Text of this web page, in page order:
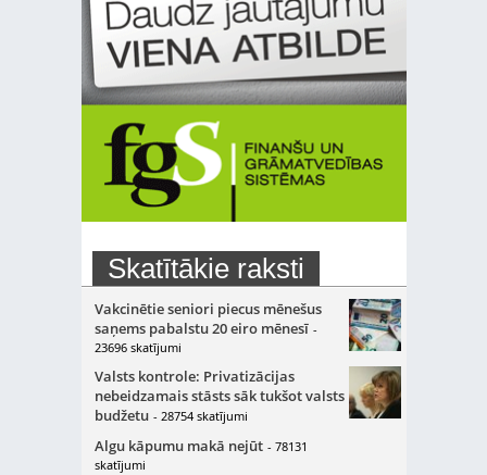
Skatītākie raksti
Vakcinētie seniori piecus mēnešus
saņems pabalstu 20 eiro mēnesī -
23696 skatījumi
Valsts kontrole: Privatizācijas
nebeidzamais stāsts sāk tukšot valsts
budžetu - 28754 skatījumi
Algu kāpumu makā nejūt - 78131
skatījumi